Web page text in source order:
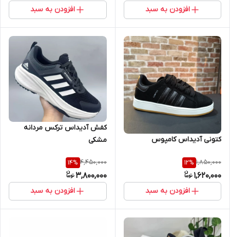
افزودن به سبد افزودن به سبد
کتونی آدیداس کامپوس
1,850,000
12%
1,620,000
افزودن به سبد
کفش آدیداس ترکس مردانه
مشکی
4,450,000
14%
3,800,000
افزودن به سبد